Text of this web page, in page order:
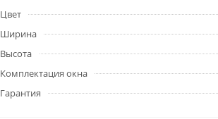
Цвет
Ширина
Высота
Комплектация окна
Гарантия